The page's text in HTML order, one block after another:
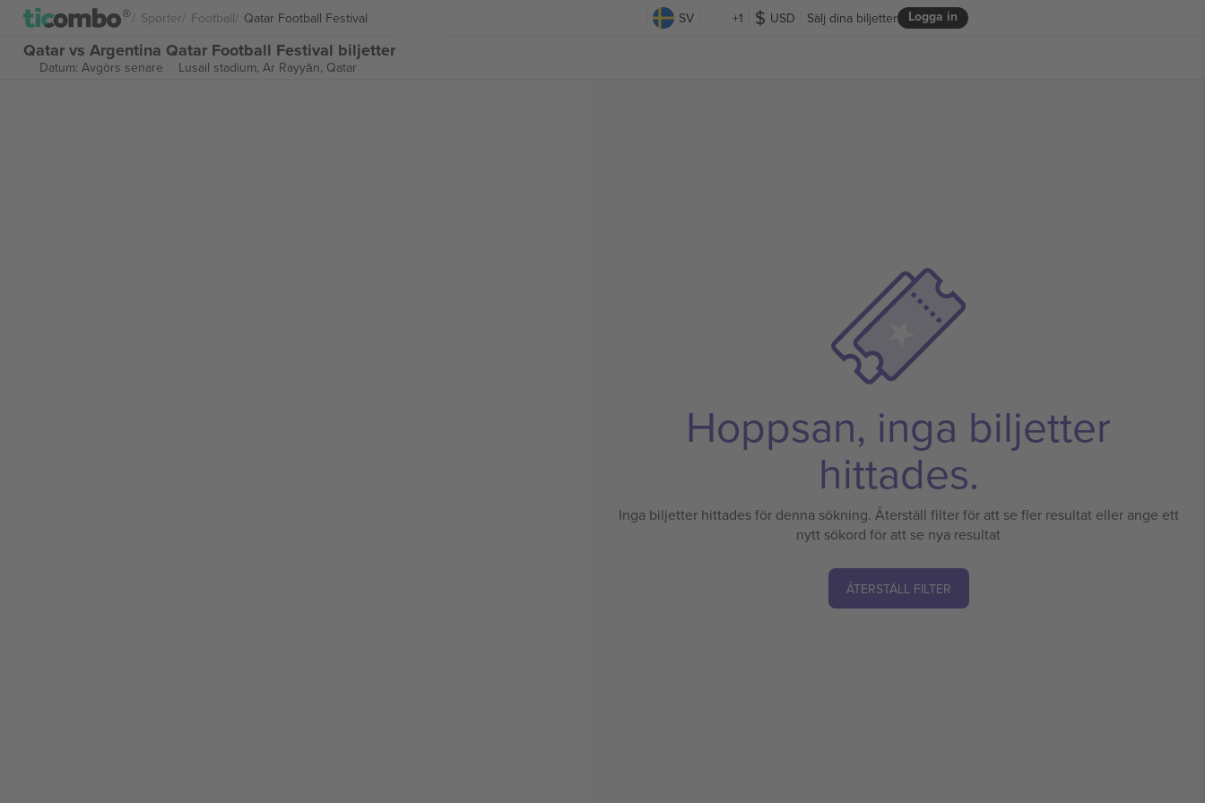
Sporter Football Qatar Football Festival SV +1 USD Logga in
Sälj dina biljetter
Qatar vs Argentina Qatar Football Festival biljetter
Datum: Avgörs senare Lusail stadium, Ar Rayyān, Qatar
Hoppsan, inga biljetter
hittades.
Inga biljetter hittades för denna sökning. Återställ filter för att se fler resultat eller ange ett
nytt sökord för att se nya resultat
ÅTERSTÄLL FILTER